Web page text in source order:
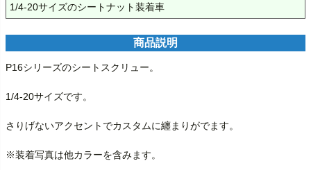
1/4-20サイズのシートナット装着車
商品説明
P16シリーズのシートスクリュー。
1/4-20サイズです。
さりげないアクセントでカスタムに纏まりがでます。
※装着写真は他カラーを含みます。